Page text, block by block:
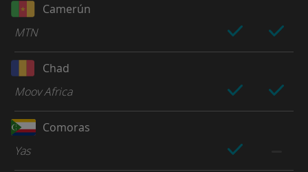
Camerún
MTN
Chad
Moov Africa
Comoras
Yas